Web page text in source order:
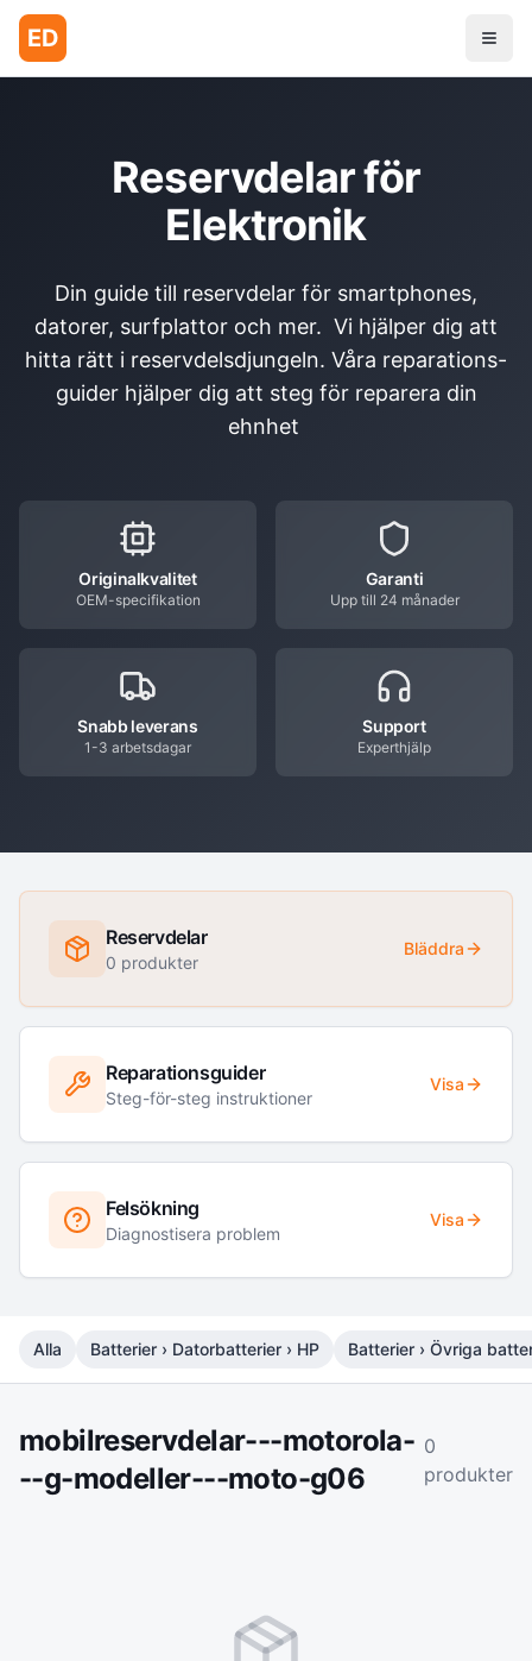
ED
Reservdelar för
Elektronik
Din guide till reservdelar för smartphones,
datorer, surfplattor och mer. Vi hjälper dig att
hitta rätt i reservdelsdjungeln. Våra reparations-
guider hjälper dig att steg för reparera din
ehnhet
Originalkvalitet
OEM-specifikation
Garanti
Upp till 24 månader
Snabb leverans
1-3 arbetsdagar
Support
Experthjälp
Reservdelar
0 produkter
Bläddra
Reparationsguider
Steg-för-steg instruktioner
Visa
Felsökning
Diagnostisera problem
Visa
Alla Batterier › Datorbatterier › HP Batterier › Övriga
mobilreservdelar---motorola-
--g-modeller---moto-g06
0
produkter